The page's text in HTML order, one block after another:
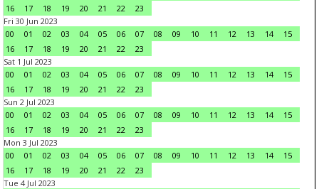
16
17 18 19 20 21 22
23
Fri 30 Jun 2023
00
01 02 03 04 05 06 07 08 09 10 11 12 13 14
15
16
17 18 19 20 21 22
23
Sat 1 Jul 2023
00
01 02 03 04 05 06 07 08 09 10 11 12 13 14
15
16
17 18 19 20 21 22
23
Sun 2 Jul 2023
00
01 02 03 04 05 06 07 08 09 10 11 12 13 14
15
16
17 18 19 20 21 22
23
Mon 3 Jul 2023
00
01 02 03 04 05 06 07 08 09 10 11 12 13 14
15
16
17 18 19 20 21 22
23
Tue 4 Jul 2023